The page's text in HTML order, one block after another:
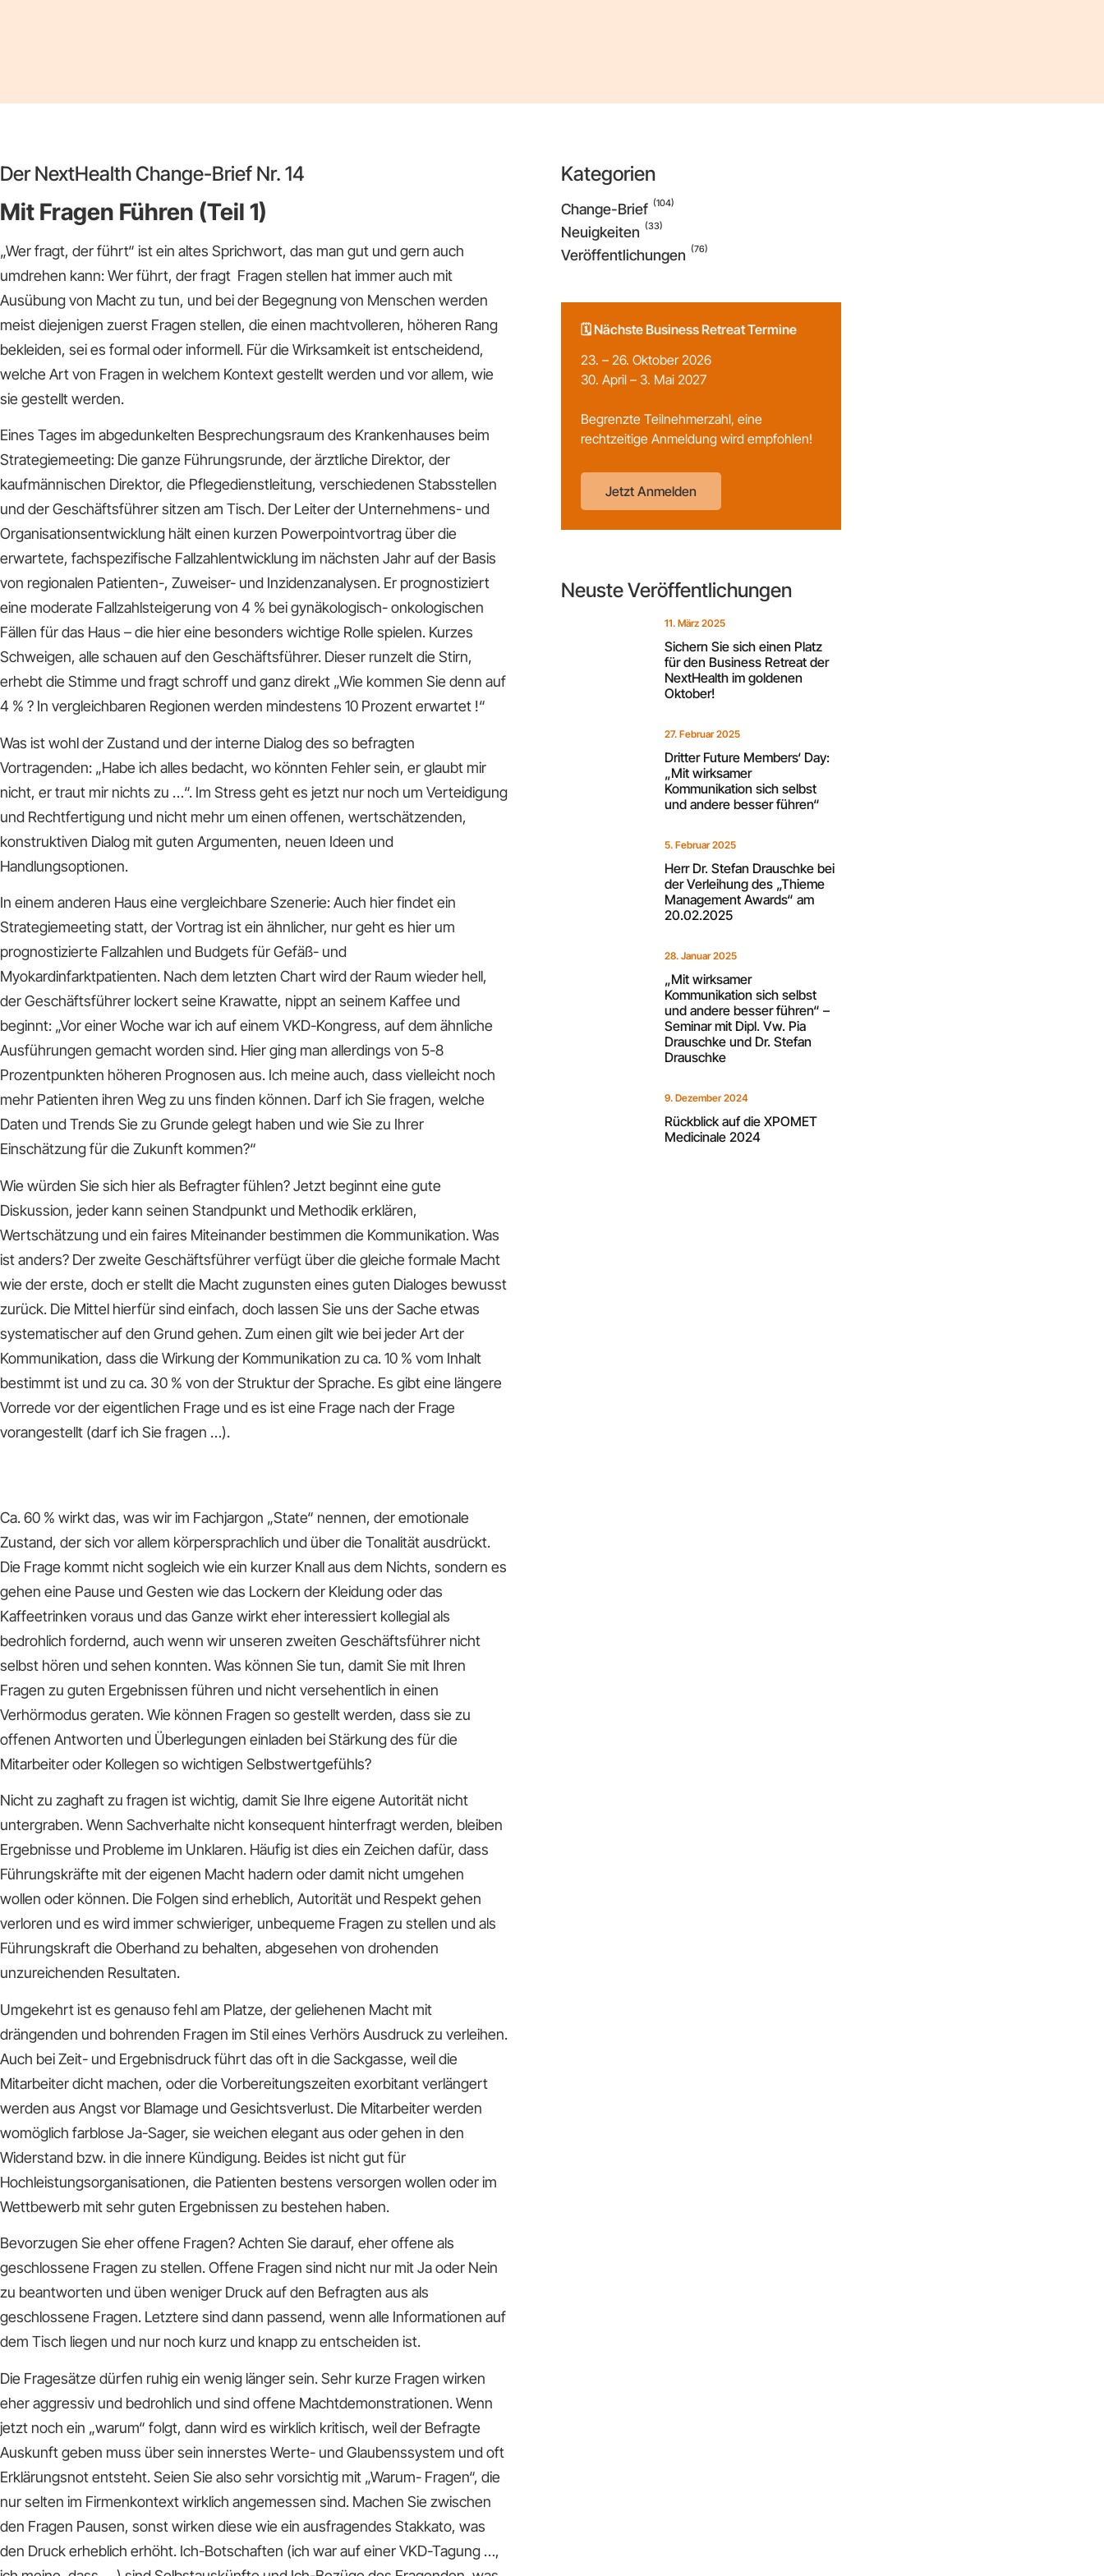
Der NextHealth Change-Brief Nr. 14
Mit Fragen Führen (Teil 1)
„Wer fragt, der führt“ ist ein altes Sprichwort, das man gut und gern auch
umdrehen kann: Wer führt, der fragt Fragen stellen hat immer auch mit
Ausübung von Macht zu tun, und bei der Begegnung von Menschen werden
meist diejenigen zuerst Fragen stellen, die einen machtvolleren, höheren Rang
bekleiden, sei es formal oder informell. Für die Wirksamkeit ist entscheidend,
welche Art von Fragen in welchem Kontext gestellt werden und vor allem, wie
sie gestellt werden.
Eines Tages im abgedunkelten Besprechungsraum des Krankenhauses beim
Strategiemeeting: Die ganze Führungsrunde, der ärztliche Direktor, der
kaufmännischen Direktor, die Pflegedienstleitung, verschiedenen Stabsstellen
und der Geschäftsführer sitzen am Tisch. Der Leiter der Unternehmens- und
Organisationsentwicklung hält einen kurzen Powerpointvortrag über die
erwartete, fachspezifische Fallzahlentwicklung im nächsten Jahr auf der Basis
von regionalen Patienten-, Zuweiser- und Inzidenzanalysen. Er prognostiziert
eine moderate Fallzahlsteigerung von 4 % bei gynäkologisch- onkologischen
Fällen für das Haus – die hier eine besonders wichtige Rolle spielen. Kurzes
Schweigen, alle schauen auf den Geschäftsführer. Dieser runzelt die Stirn,
erhebt die Stimme und fragt schroff und ganz direkt „Wie kommen Sie denn auf
4 % ? In vergleichbaren Regionen werden mindestens 10 Prozent erwartet !“
Was ist wohl der Zustand und der interne Dialog des so befragten
Vortragenden: „Habe ich alles bedacht, wo könnten Fehler sein, er glaubt mir
nicht, er traut mir nichts zu …“. Im Stress geht es jetzt nur noch um Verteidigung
und Rechtfertigung und nicht mehr um einen offenen, wertschätzenden,
konstruktiven Dialog mit guten Argumenten, neuen Ideen und
Handlungsoptionen.
In einem anderen Haus eine vergleichbare Szenerie: Auch hier findet ein
Strategiemeeting statt, der Vortrag ist ein ähnlicher, nur geht es hier um
prognostizierte Fallzahlen und Budgets für Gefäß- und
Myokardinfarktpatienten. Nach dem letzten Chart wird der Raum wieder hell,
der Geschäftsführer lockert seine Krawatte, nippt an seinem Kaffee und
beginnt: „Vor einer Woche war ich auf einem VKD-Kongress, auf dem ähnliche
Ausführungen gemacht worden sind. Hier ging man allerdings von 5-8
Prozentpunkten höheren Prognosen aus. Ich meine auch, dass vielleicht noch
mehr Patienten ihren Weg zu uns finden können. Darf ich Sie fragen, welche
Daten und Trends Sie zu Grunde gelegt haben und wie Sie zu Ihrer
Einschätzung für die Zukunft kommen?“
Wie würden Sie sich hier als Befragter fühlen? Jetzt beginnt eine gute
Diskussion, jeder kann seinen Standpunkt und Methodik erklären,
Wertschätzung und ein faires Miteinander bestimmen die Kommunikation. Was
ist anders? Der zweite Geschäftsführer verfügt über die gleiche formale Macht
wie der erste, doch er stellt die Macht zugunsten eines guten Dialoges bewusst
zurück. Die Mittel hierfür sind einfach, doch lassen Sie uns der Sache etwas
systematischer auf den Grund gehen. Zum einen gilt wie bei jeder Art der
Kommunikation, dass die Wirkung der Kommunikation zu ca. 10 % vom Inhalt
bestimmt ist und zu ca. 30 % von der Struktur der Sprache. Es gibt eine längere
Vorrede vor der eigentlichen Frage und es ist eine Frage nach der Frage
vorangestellt (darf ich Sie fragen …).
Ca. 60 % wirkt das, was wir im Fachjargon „State“ nennen, der emotionale
Zustand, der sich vor allem körpersprachlich und über die Tonalität ausdrückt.
Die Frage kommt nicht sogleich wie ein kurzer Knall aus dem Nichts, sondern es
gehen eine Pause und Gesten wie das Lockern der Kleidung oder das
Kaffeetrinken voraus und das Ganze wirkt eher interessiert kollegial als
bedrohlich fordernd, auch wenn wir unseren zweiten Geschäftsführer nicht
selbst hören und sehen konnten. Was können Sie tun, damit Sie mit Ihren
Fragen zu guten Ergebnissen führen und nicht versehentlich in einen
Verhörmodus geraten. Wie können Fragen so gestellt werden, dass sie zu
offenen Antworten und Überlegungen einladen bei Stärkung des für die
Mitarbeiter oder Kollegen so wichtigen Selbstwertgefühls?
Nicht zu zaghaft zu fragen ist wichtig, damit Sie Ihre eigene Autorität nicht
untergraben. Wenn Sachverhalte nicht konsequent hinterfragt werden, bleiben
Ergebnisse und Probleme im Unklaren. Häufig ist dies ein Zeichen dafür, dass
Führungskräfte mit der eigenen Macht hadern oder damit nicht umgehen
wollen oder können. Die Folgen sind erheblich, Autorität und Respekt gehen
verloren und es wird immer schwieriger, unbequeme Fragen zu stellen und als
Führungskraft die Oberhand zu behalten, abgesehen von drohenden
unzureichenden Resultaten.
Umgekehrt ist es genauso fehl am Platze, der geliehenen Macht mit
drängenden und bohrenden Fragen im Stil eines Verhörs Ausdruck zu verleihen.
Auch bei Zeit- und Ergebnisdruck führt das oft in die Sackgasse, weil die
Mitarbeiter dicht machen, oder die Vorbereitungszeiten exorbitant verlängert
werden aus Angst vor Blamage und Gesichtsverlust. Die Mitarbeiter werden
womöglich farblose Ja-Sager, sie weichen elegant aus oder gehen in den
Widerstand bzw. in die innere Kündigung. Beides ist nicht gut für
Hochleistungsorganisationen, die Patienten bestens versorgen wollen oder im
Wettbewerb mit sehr guten Ergebnissen zu bestehen haben.
Bevorzugen Sie eher offene Fragen? Achten Sie darauf, eher offene als
geschlossene Fragen zu stellen. Offene Fragen sind nicht nur mit Ja oder Nein
zu beantworten und üben weniger Druck auf den Befragten aus als
geschlossene Fragen. Letztere sind dann passend, wenn alle Informationen auf
dem Tisch liegen und nur noch kurz und knapp zu entscheiden ist.
Die Fragesätze dürfen ruhig ein wenig länger sein. Sehr kurze Fragen wirken
eher aggressiv und bedrohlich und sind offene Machtdemonstrationen. Wenn
jetzt noch ein „warum“ folgt, dann wird es wirklich kritisch, weil der Befragte
Auskunft geben muss über sein innerstes Werte- und Glaubenssystem und oft
Erklärungsnot entsteht. Seien Sie also sehr vorsichtig mit „Warum- Fragen“, die
nur selten im Firmenkontext wirklich angemessen sind. Machen Sie zwischen
den Fragen Pausen, sonst wirken diese wie ein ausfragendes Stakkato, was
den Druck erheblich erhöht. Ich-Botschaften (ich war auf einer VKD-Tagung …,
Kategorien
Change-Brief (104)
Neuigkeiten (33)
Veröffentlichungen (76)
🗓️ Nächste Business Retreat Termine
23. – 26. Oktober 2026
30. April – 3. Mai 2027
Begrenzte Teilnehmerzahl, eine
rechtzeitige Anmeldung wird empfohlen!
Jetzt Anmelden
Neuste Veröffentlichungen
Sichern Sie sich einen Platz
für den Business Retreat der
NextHealth im goldenen
Oktober!
11. März 2025
Dritter Future Members‘ Day:
„Mit wirksamer
Kommunikation sich selbst
und andere besser führen“
27. Februar 2025
Herr Dr. Stefan Drauschke bei
der Verleihung des „Thieme
Management Awards“ am
20.02.2025
5. Februar 2025
„Mit wirksamer
Kommunikation sich selbst
und andere besser führen“ –
Seminar mit Dipl. Vw. Pia
Drauschke und Dr. Stefan
Drauschke
28. Januar 2025
Rückblick auf die XPOMET
Medicinale 2024
9. Dezember 2024